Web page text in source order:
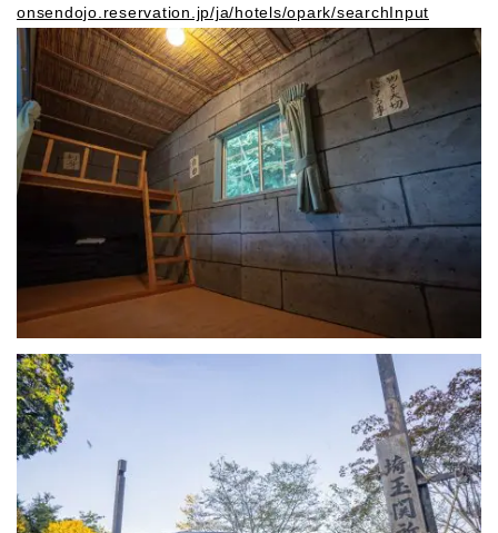
onsendojo.reservation.jp/ja/hotels/opark/searchInput